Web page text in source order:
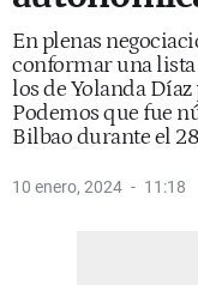
En plenas
conformar una lista
los de Yolanda
Podemos que fue
Bilbao durante el
10 enero, 2024 11:18